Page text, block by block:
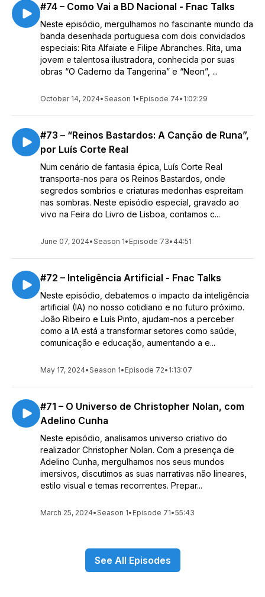
#74 – Como Vai a BD Nacional - Fnac Talks
Neste episódio, mergulhamos no fascinante mundo da
banda desenhada portuguesa com dois convidados
especiais: Rita Alfaiate e Filipe Abranches. Rita, uma
jovem e talentosa ilustradora, conhecida por suas
obras “O Caderno da Tangerina” e “Neon”, ...
October 14, 2024•Season 1• Episode 74• 1:02:29
#73 – “Reinos Bastardos: A Canção de Runa”,
por Luís Corte Real
Num cenário de fantasia épica, Luís Corte Real
transporta-nos para os Reinos Bastardos, onde
segredos sombrios e criaturas medonhas espreitam
nas sombras. Neste episódio especial, gravado ao
vivo na Feira do Livro de Lisboa, contamos c...
June 07, 2024•Season 1• Episode 73• 44:51
#72 – Inteligência Artificial - Fnac Talks
Neste episódio, debatemos o impacto da inteligência
artificial (IA) no nosso cotidiano e no futuro próximo.
João Ribeiro e Luís Pinto, ajudam-nos a perceber
como a IA está a transformar setores como saúde,
comunicação e educação, aumentando a e...
May 17, 2024•Season 1• Episode 72• 1:13:07
#71 – O Universo de Christopher Nolan, com
Adelino Cunha
Neste episódio, analisamos universo criativo do
realizador Christopher Nolan. Com a presença de
Adelino Cunha, mergulhamos nos seus mundos
imersivos, discutimos as suas narrativas não lineares,
estilo visual e temas recorrentes. Prepar...
March 25, 2024•Season 1• Episode 71•55:43
See All Episodes